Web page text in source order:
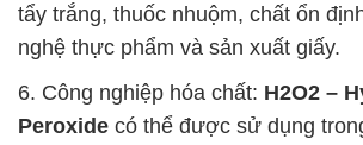
tẩy trắng, thuốc nhuộm, chất ổn
nghệ thực phẩm và sản xuất giấy.
6. Công nghiệp hóa chất: H2O2 –
Peroxide có thể được sử dụng